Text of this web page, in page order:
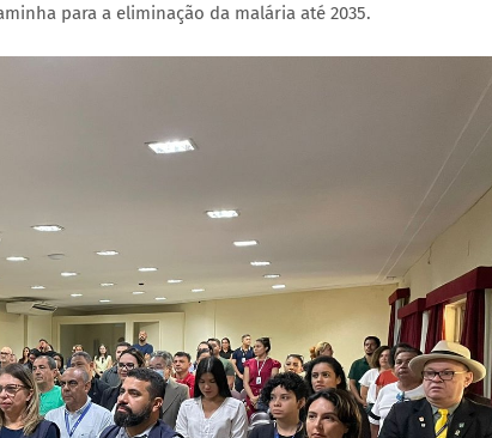
para a eliminação da malária até 2035.